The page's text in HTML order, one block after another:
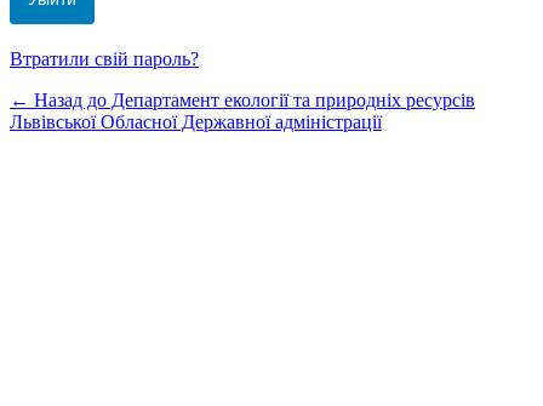
Втратили свій пароль?
← Назад до Департамент екології та природніх ресурсів
Львівської Обласної Державної адміністрації